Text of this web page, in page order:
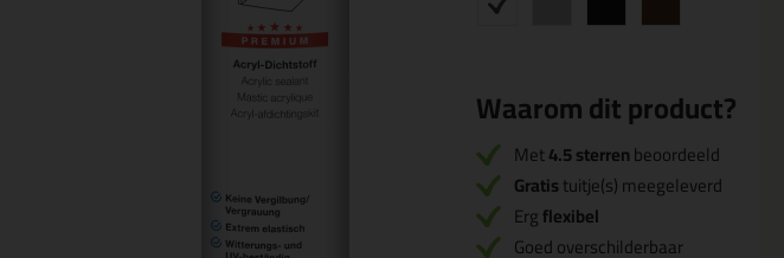
Waarom dit product?
Met4.5 sterrenbeoordeeld
Gratistuitje(s) meegeleverd
Ergflexibel
Goed overschilderbaar